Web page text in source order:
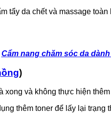
tẩy da chết và massage
Cẩm nang chăm sóc da
)
và không thực hiện
thêm toner để lấy lại